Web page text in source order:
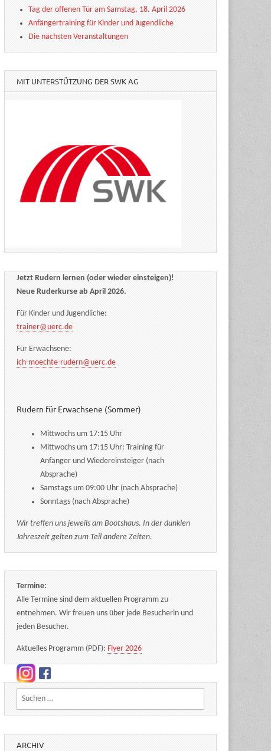
Tag der offenen Tür am Samstag, 18. April 2026
Anfängertraining für Kinder und Jugendliche
Die nächsten Veranstaltungen
MIT UNTERSTÜTZUNG DER SWK AG
Jetzt Rudern lernen (oder wieder einsteigen)!
Neue Ruderkurse ab April 2026.
Für Kinder und Jugendliche:
trainer@uerc.de
Für Erwachsene:
ich-moechte-rudern@uerc.de
Rudern für Erwachsene (Sommer)
Mittwochs um 17:15 Uhr
Mittwochs um 17:15 Uhr: Training für
Anfänger und Wiedereinsteiger (nach
Absprache)
Samstags um 09:00 Uhr (nach Absprache)
Sonntags (nach Absprache)
Wir treffen uns jeweils am Bootshaus. In der dunklen
Jahreszeit gelten zum Teil andere Zeiten.
Termine:
Alle Termine sind dem aktuellen Programm zu
entnehmen. Wir freuen uns über jede Besucherin und
jeden Besucher.
Aktuelles Programm (PDF):Flyer 2026
Suchen nach:
ARCHIV